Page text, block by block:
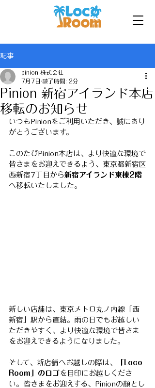
記事
Pinion 新宿アイランド本店
移転のお知らせ
pinion 株式会社
7月7日 読了時間: 2分
いつもPinionをご利用いただき、誠にあり
がとうございます。
このたびPinion本店は、より快適な環境で
皆さまをお迎えできるよう、東京都新宿区
西新宿7丁目から新宿アイランド東棟2階
へ移転いたしました。
新しい店舗は、東京メトロ丸ノ内線「西
新宿」駅から直結。雨の日でもお越しい
ただきやすく、より快適な環境で皆さま
をお迎えできるようになりました。
そして、新店舗へお越しの際は、
「Loco
Room」のロゴ を目印にお越しくださ
い。皆さまをお迎えする、Pinionの顔とし